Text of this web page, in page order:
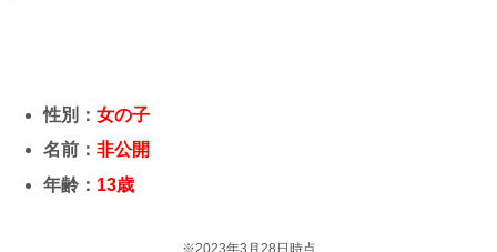
性別：女の子
名前：非公開
年齢： 13歳